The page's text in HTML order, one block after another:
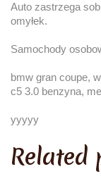
Auto zastrzega
omyłek.
Samochody
bmw gran coupe,
c5 3.0 benzyna,
yyyyy
Related